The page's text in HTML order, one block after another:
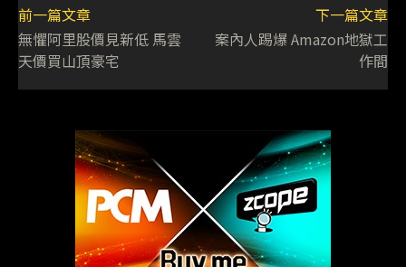
前一篇文章
無懼阿里股價見新低 馬雲
天價買山頂豪宅
下一篇文章
案內人踢爆 Amazon地獄工
作間